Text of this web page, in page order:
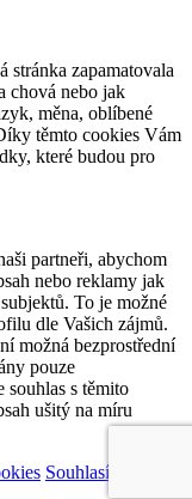
stránka zapamatovala
chová nebo jak
měna, oblíbené
těmto cookies Vám
které budou pro
partneři, abychom
nebo reklamy jak
To je možné
dle Vašich zájmů.
možná bezprostřední
pouze
souhlas s těmito
ušitý na míru
Souhlasím s